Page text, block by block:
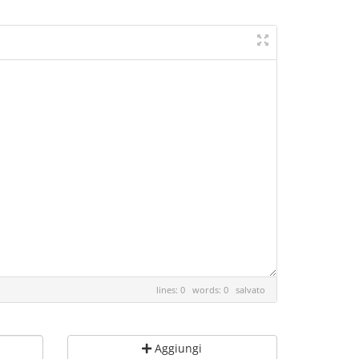
lines: 0 words: 0 salvato
Aggiungi